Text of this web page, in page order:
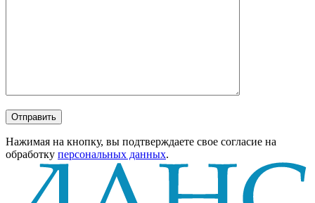
Отправить
Нажимая на кнопку, вы подтверждаете свое согласие на
обработку персональных данных.